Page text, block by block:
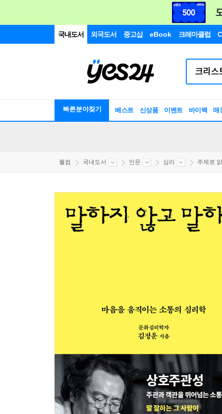
국내도서 외국도서 중고샵 eBook 크레마클럽
빠른분야찾기 베스트 신상품 이벤트 바이백 매
웰컴 국내도서 인문 심리 주제로